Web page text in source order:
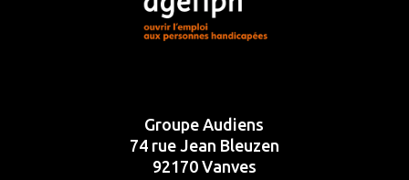
Groupe Audiens
74 rue Jean Bleuzen
92170 Vanves